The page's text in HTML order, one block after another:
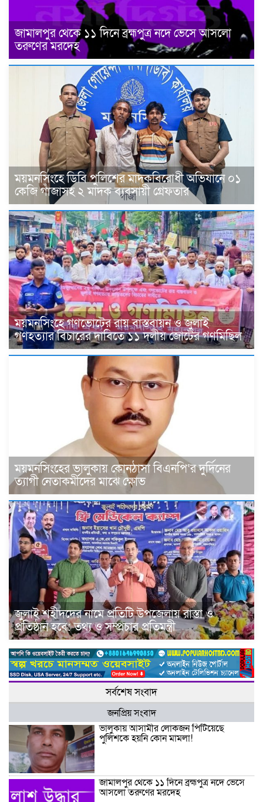
জামালপুর থেকে ১১ দিনে ব্রহ্মপুত্র নদে ভেসে আসলো
তরুণের মরদেহ
ময়মনসিংহে ডিবি পুলিশের মাদকবিরোধী অভিযানে ০১
কেজি গাঁজাসহ ২ মাদক ব্যবসায়ী গ্রেফতার
ময়মনসিংহে গণভোটের রায় বাস্তবায়ন ও জুলাই
গণহত্যার বিচারের দাবিতে ১১ দলীয় জোটের গণমিছিল
ময়মনসিংহের ভালুকায় কোনঠাসা বিএনপি‘র দুর্দিনের
ত্যাগী নেতাকর্মীদের মাঝে ক্ষোভ
জুলাই শহীদদের নামে প্রতিটি উপজেলায় রাস্তা ও
প্রতিষ্ঠান হবে: তথ্য ও সম্প্রচার প্রতিমন্ত্রী
সর্বশেষ সংবাদ
জনপ্রিয় সংবাদ
ভালুকায় আসামীর লোকজন পিটিয়েছে
পুলিশকে হয়নি কোন মামলা!
জামালপুর থেকে ১১ দিনে ব্রহ্মপুত্র নদে ভেসে
আসলো তরুণের মরদেহ